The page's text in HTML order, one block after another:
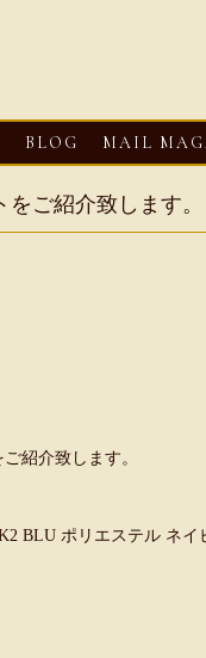
BLOG MAIL
ご紹介致します。
紹介致します。
BLU ポリエステル ネイ
【マリオ ドーニ】ク
ダ